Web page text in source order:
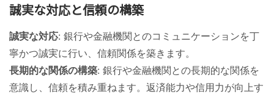
誠実な対応と信頼の構築
誠実な対応: 銀行や金融機関とのコミュニケーションを丁
寧かつ誠実に行い、信頼関係を築きます。
長期的な関係の構築: 銀行や金融機関との長期的な関係を
意識し、信頼を積み重ねます。返済能力や信用力が向上す